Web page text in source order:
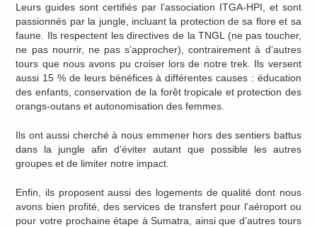
Leurs guides sont certifiés par l’association ITGA-HPI, et sont
passionnés par la jungle, incluant la protection de sa flore et sa
faune. Ils respectent les directives de la TNGL (ne pas toucher,
ne pas nourrir, ne pas s’approcher), contrairement à d’autres
tours que nous avons pu croiser lors de notre trek. Ils versent
aussi 15 % de leurs bénéfices à différentes causes : éducation
des enfants, conservation de la forêt tropicale et protection des
orangs-outans et autonomisation des femmes.
Ils ont aussi cherché à nous emmener hors des sentiers battus
dans la jungle afin d’éviter autant que possible les autres
groupes et de limiter notre impact.
Enfin, ils proposent aussi des logements de qualité dont nous
avons bien profité, des services de transfert pour l’aéroport ou
pour votre prochaine étape à Sumatra, ainsi que d’autres tours